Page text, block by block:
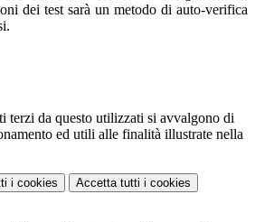
dei test sarà un metodo di auto-verifica
terzi da questo utilizzati si avvalgono di
ed utili alle finalità illustrate nella
i cookies Accetta tutti i cookies